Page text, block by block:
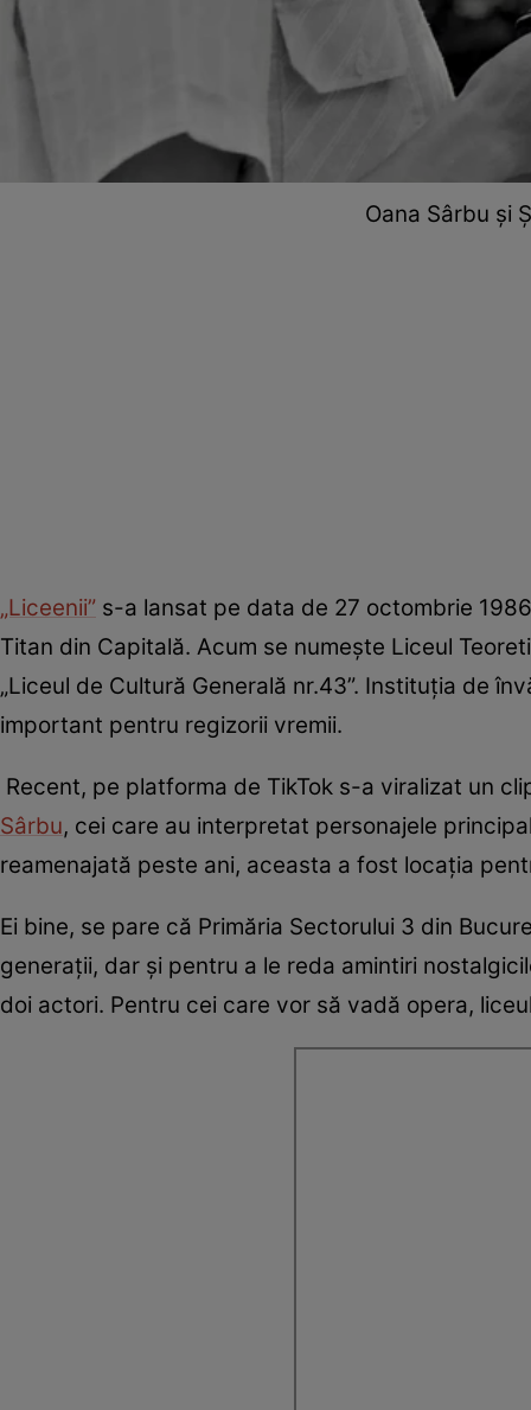
Oana Sârbu și
„Liceenii” s-a lansat pe data de 27 octombrie
Titan din Capitală. Acum se numește Liceul
„Liceul de Cultură Generală nr.43”. Instituția de
important pentru regizorii vremii.
Recent, pe platforma de TikTok s-a viralizat un
Sârbu, cei care au interpretat personajele
reamenajată peste ani, aceasta a fost locația
Ei bine, se pare că Primăria Sectorului 3 din
generații, dar și pentru a le reda amintiri
doi actori. Pentru cei care vor să vadă opera,